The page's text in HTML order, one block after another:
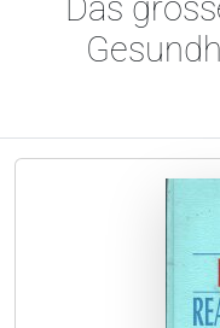
Das